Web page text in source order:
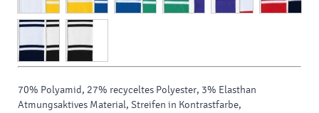
70% Polyamid, 27% recyceltes Polyester, 3% Elasthan
Atmungsaktives Material, Streifen in Kontrastfarbe,